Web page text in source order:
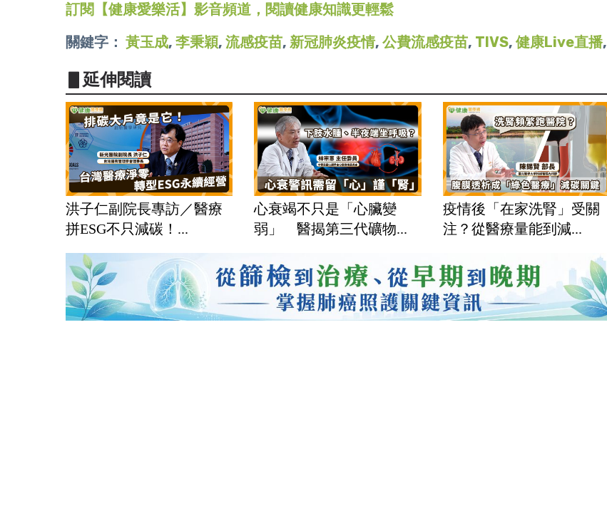
訂閱【健康愛樂活】影音頻道，閱讀健康知識更輕鬆
關鍵字： 黃玉成, 李秉穎, 流感疫苗, 新冠肺炎疫情, 公費流感疫苗, TIVS, 健康Live直播,
▋延伸閱讀
洪子仁副院長專訪／醫療
拼ESG不只減碳！...
心衰竭不只是「心臟變
弱」 醫揭第三代礦物...
疫情後「在家洗腎」受關
注？從醫療量能到減...